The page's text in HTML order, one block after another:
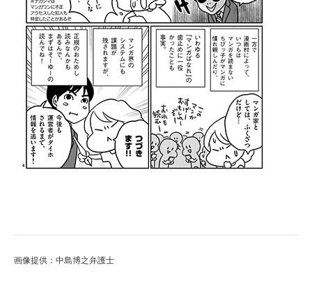
画像提供：中島博之弁護士